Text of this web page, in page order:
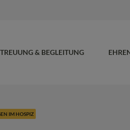
& BEGLEITUNG
IM HOSPIZ